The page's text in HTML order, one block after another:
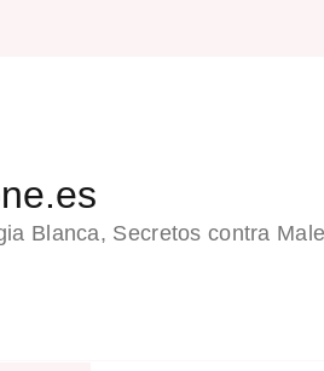
Blanca, Secretos contra